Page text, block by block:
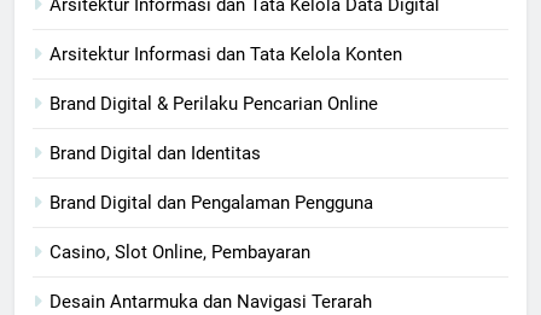
Arsitektur Informasi dan Tata Kelola Data Digital
Arsitektur Informasi dan Tata Kelola Konten
Brand Digital & Perilaku Pencarian Online
Brand Digital dan Identitas
Brand Digital dan Pengalaman Pengguna
Casino, Slot Online, Pembayaran
Desain Antarmuka dan Navigasi Terarah